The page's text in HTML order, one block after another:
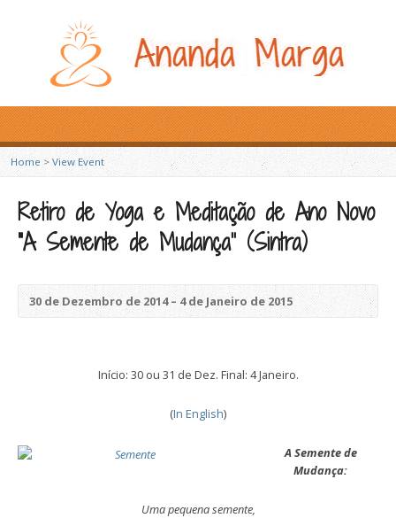
Home > View Event
Retiro de Yoga e Meditação de Ano Novo
“A Semente de Mudança” (Sintra)
30 de Dezembro de 2014 – 4 de Janeiro de 2015
Início: 30 ou 31 de Dez. Final: 4 Janeiro.
(In English)
A Semente de
Mudança:
Uma pequena semente,